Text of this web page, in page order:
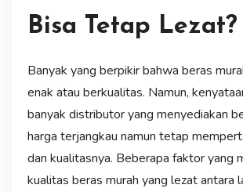
Bisa Tetap Lezat?
Banyak yang berpikir bahwa beras
enak atau berkualitas. Namun,
banyak distributor yang menyediakan
harga terjangkau namun tetap
dan kualitasnya. Beberapa faktor yang
kualitas beras murah yang lezat antara